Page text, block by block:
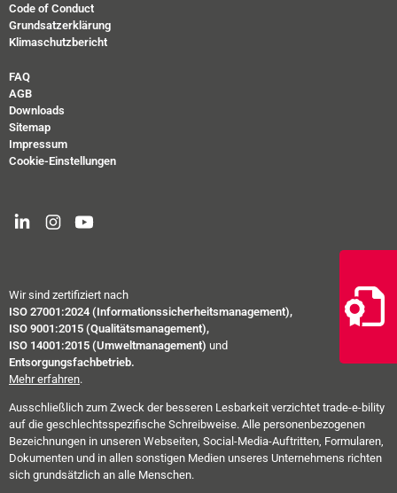
Code of Conduct
Grundsatzerklärung
Klimaschutzbericht
FAQ
AGB
Downloads
Sitemap
Impressum
Cookie-Einstellungen
Wir sind zertifiziert nach
ISO 27001:2024 (Informationssicherheitsmanagement),
ISO 9001:2015 (Qualitätsmanagement),
ISO 14001:2015 (Umweltmanagement) und
Entsorgungsfachbetrieb.
Mehr erfahren.
Ausschließlich zum Zweck der besseren Lesbarkeit verzichtet trade-e-bility
auf die geschlechtsspezifische Schreibweise. Alle personenbezogenen
Bezeichnungen in unseren Webseiten, Social-Media-Auftritten, Formularen,
Dokumenten und in allen sonstigen Medien unseres Unternehmens richten
sich grundsätzlich an alle Menschen.